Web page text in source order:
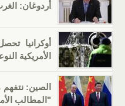
أردوغان:
أوكرانيا
الأمريكية
الصين:
"المطالب